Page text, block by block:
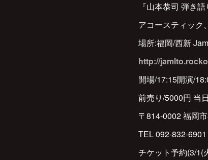
『山本恭司 弾き
アコースティック
場所:福岡/西新
http://
開場/17:15開演/
前売り/5000円 当
〒814-0002 福岡
TEL 092-832-6901
チケット予約(3/1(